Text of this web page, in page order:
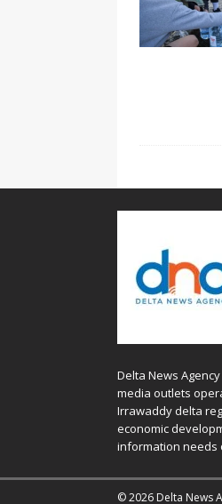
Delta News
media outlets
Irrawaddy delta
economic
information needs
© 2026 Delta News